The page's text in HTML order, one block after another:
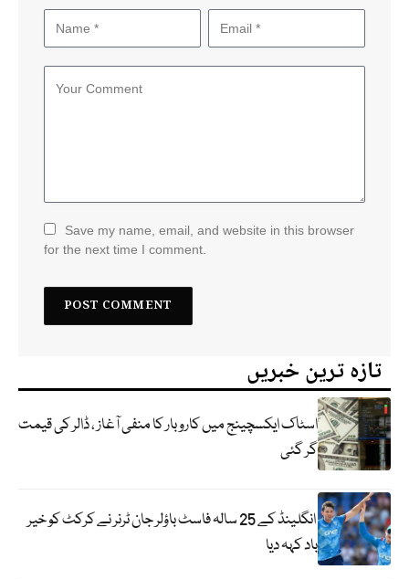
Save my name, email, and website in this browser
for the next time I comment.
تازہ ترین خبریں
اسٹاک ایکسچینج میں کاروبار کا منفی آغاز ، ڈالر کی قیمت
گر گئی
انگلینڈ کے 25 سالہ فاسٹ باؤلر جان ٹرنر نے کرکٹ کو خیر
باد کہہ دیا